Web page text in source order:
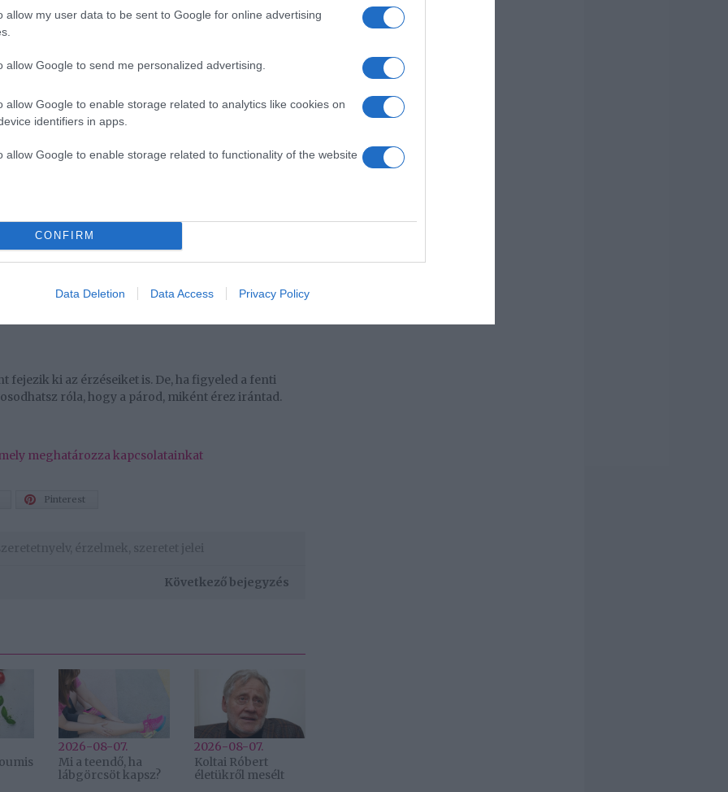
allow my user data to be sent to Google for online advertising
allow Google to send me personalized advertising.
allow Google to enable storage related to analytics like cookies on
identifiers in apps.
allow Google to enable storage related to functionality of the website
CONFIRM
Data Deletion Data Access Privacy Policy
az egymás felé érzett szerelmüket, hogy ettől
amelyeket a párjuk szenvedélyesen űz.
kifejezni az érzelmeit
ölelés többet jelent minden szónál, mások
szerelmet valljon nekik. Ha azt látod, hogy a
átvegye a Te szeretetnyelvedet, akkor biztosan
is képes beszélgetni órákig. Őszinte és nyílt,
hozzá akár tanácsért, akár támogatásért. A
egyik alappillére.
a családjának, a barátainak, és párjaként tekint
és igyekszik bevonni Téged élete minden
fejezik ki az érzéseiket is. De, ha figyeled a fenti
róla, hogy a párod, miként érez irántad.
meghatározza kapcsolatainkat
Pinterest
, érzelmek szeretet jelei
Következő bejegyzés
2026-08-07.
Mi a teendő, ha
lábgörcsöt kapsz?
2026-08-07.
Koltai Róbert
életükről mesélt